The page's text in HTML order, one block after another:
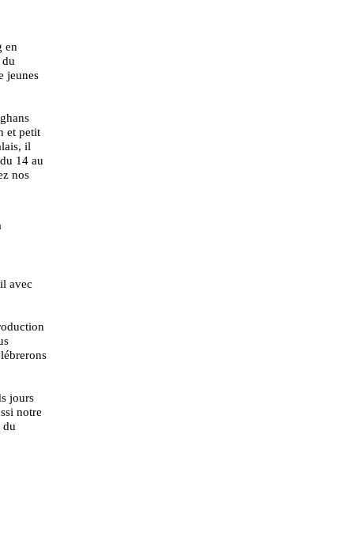
en
jeunes
et petit
il
14 au
nos
avec
jours
notre
du